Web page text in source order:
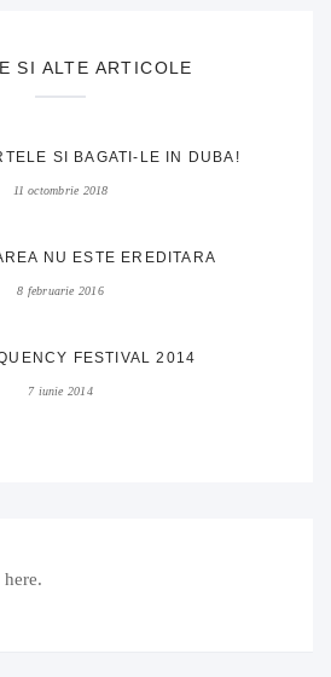
SI ALTE ARTICOLE
SI BAGATI-LE IN DUBA!
11 octombrie 2018
NU ESTE EREDITARA
8 februarie 2016
FESTIVAL 2014
7 iunie 2014